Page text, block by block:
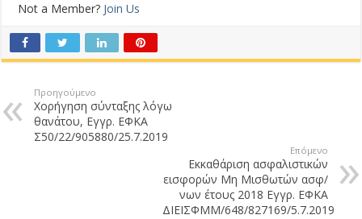
Not a Member? Join Us
Προηγούμενο
Χορήγηση σύνταξης λόγω
θανάτου, Εγγρ. ΕΦΚΑ
Σ50/22/905880/25.7.2019
Επόμενο
Εκκαθάριση ασφαλιστικών
εισφορών Μη Μισθωτών ασφ/
νων έτους 2018 Εγγρ. ΕΦΚΑ
ΔΙΕΙΣΦΜΜ/648/827169/5.7.2019